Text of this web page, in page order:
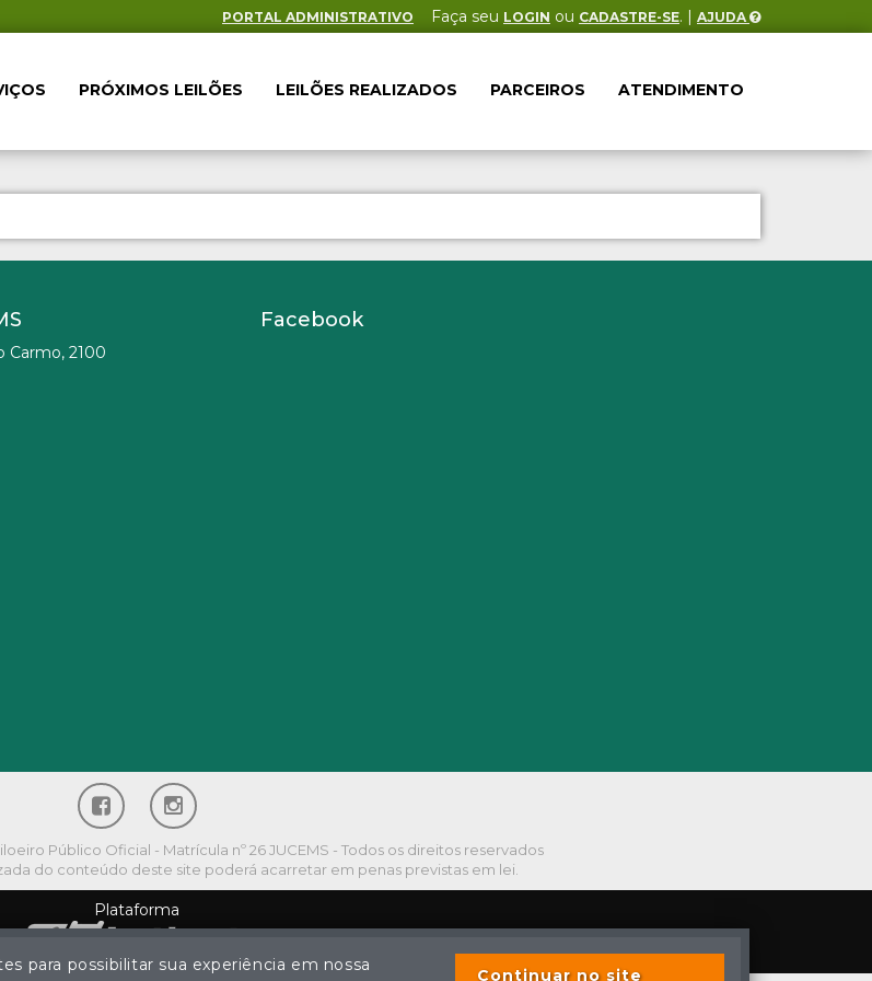
PORTAL ADMINISTRATIVO Faça seu LOGIN ou CADASTRE-SE. | AJUDA
PRÓXIMOS LEILÕES LEILÕES REALIZADOS PARCEIROS ATENDIMENTO
Carmo, 2100
Facebook
Público Oficial - Matrícula nº 26 JUCEMS - Todos os direitos reservados
do conteúdo deste site poderá acarretar em penas previstas em lei.
Plataforma
para possibilitar sua experiência em nossa
Continuar no site